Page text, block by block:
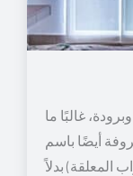
غالبًا ما
أيضًا باسم
المعلقة) بدلاً